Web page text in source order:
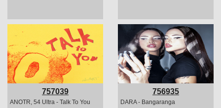
757039
ANOTR, 54 Ultra - Talk To You
756935
DARA - Bangaranga